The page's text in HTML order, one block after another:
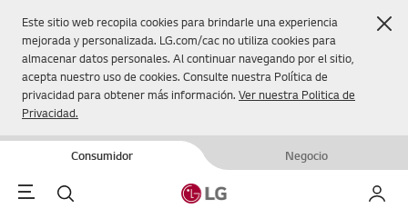
Este sitio web recopila cookies para brindarle una experiencia
mejorada y personalizada. LG.com/cac no utiliza cookies para
almacenar datos personales. Al continuar navegando por el sitio,
acepta nuestro uso de cookies. Consulte nuestra Política de
privacidad para obtener más información. Ver nuestra Politica de
Privacidad.
Consumidor Negocio
Menu Buscar Mi LG